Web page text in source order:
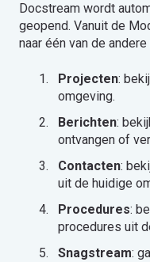
Docstream wordt
geopend. Vanuit de
naar één van de
Projecten:
omgeving.
Berichten:
ontvangen of
Contacten:
uit de huidige
Procedures:
procedures uit
Snagstream: